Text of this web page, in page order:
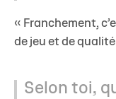
« Franchement,
de jeu et de
Selon toi,